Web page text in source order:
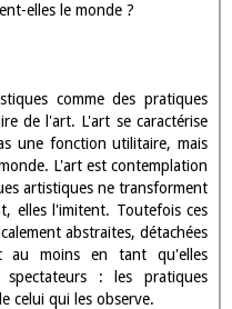
elles le monde ?
comme des pratiques
de l'art. L'art se caractérise
une fonction utilitaire, mais
L'art est contemplation
artistiques ne transforment
elles l'imitent. Toutefois ces
abstraites, détachées
au moins en tant qu'elles
: les pratiques
celui qui les observe.